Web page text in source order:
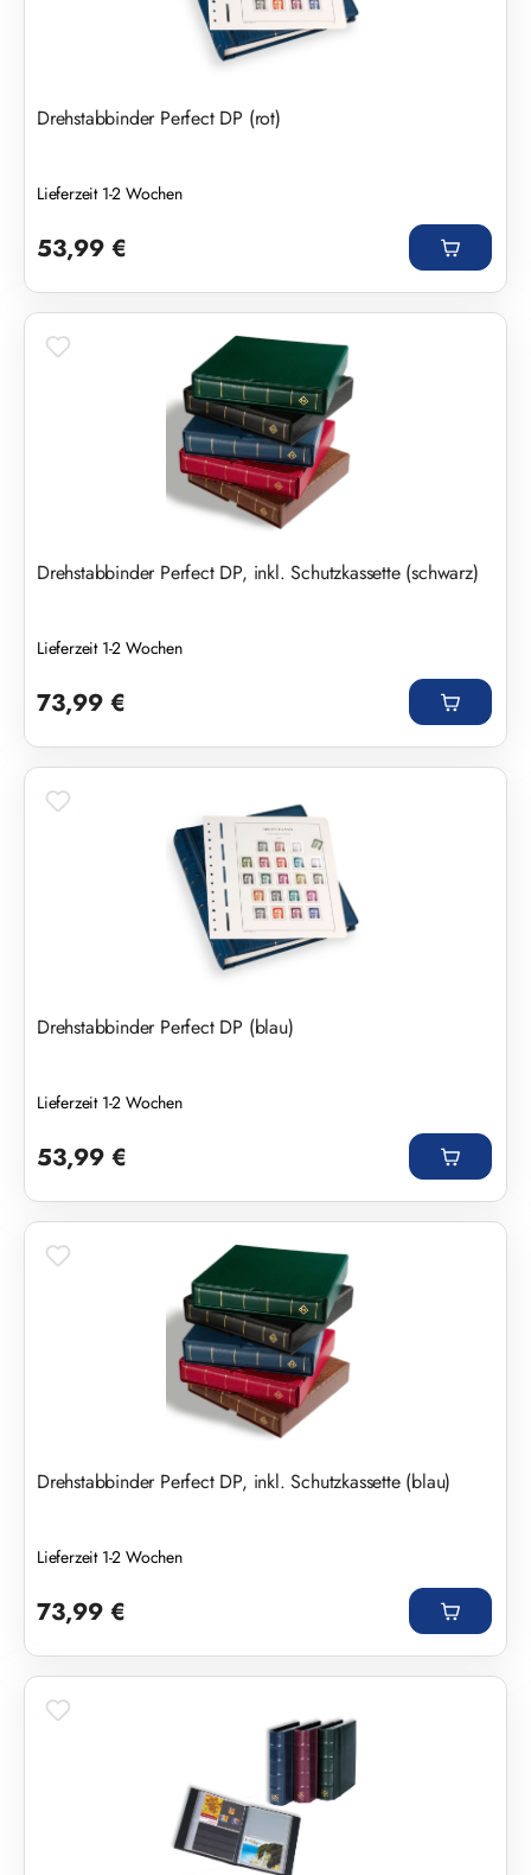
Drehstabbinder Perfect DP (rot)
Lieferzeit 1-2 Wochen
53,99 €
Drehstabbinder Perfect DP, inkl. Schutzkassette (schwarz)
Lieferzeit 1-2 Wochen
73,99 €
Drehstabbinder Perfect DP (blau)
Lieferzeit 1-2 Wochen
53,99 €
Drehstabbinder Perfect DP, inkl. Schutzkassette (blau)
Lieferzeit 1-2 Wochen
73,99 €